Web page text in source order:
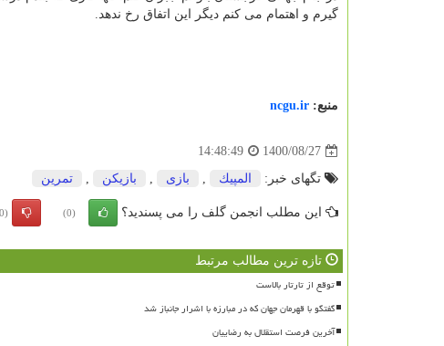
گیرم و اهتمام می کنم دیگر این اتفاق رخ ندهد.
منبع: ncgu.ir
1400/08/27
14:48:49
تگهای خبر: المپیك , بازی , بازیكن , تمرین
این مطلب انجمن گلف را می پسندید؟ (0)
(0)
تازه ترین مطالب مرتبط
توقع از تارتار بالاست
گفتگو با قهرمان جهان که در مبارزه با اشرار جانباز شد
آخرین فرصت استقلال به رضاییان